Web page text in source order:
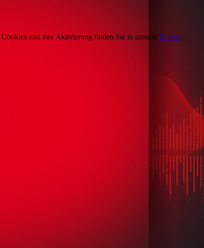
und ihre Aktivierung finden Sie in unserer Cookie